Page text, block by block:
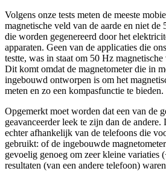
Volgens onze tests meten de meeste
magnetische veld van de aarde en niet de
die worden gegenereerd door het
apparaten. Geen van de applicaties die
testte, was in staat om 50 Hz
Dit komt omdat de magnetometer die in
ingebouwd ontworpen is om het
meten en zo een kompasfunctie te bieden.
Opgemerkt moet worden dat een van de
geavanceerder leek te zijn dan de andere.
echter afhankelijk van de telefoons die
gebruikt: of de ingebouwde
gevoelig genoeg om zeer kleine variaties
resultaten (van een andere telefoon)